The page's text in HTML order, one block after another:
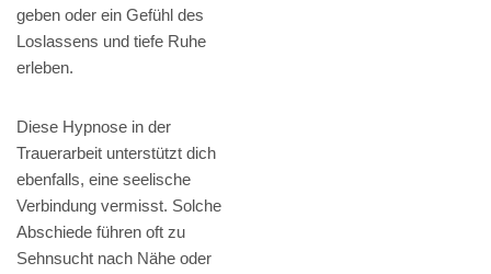
geben oder ein Gefühl des
Loslassens und tiefe Ruhe
erleben.
Diese Hypnose in der
Trauerarbeit unterstützt dich
ebenfalls, eine seelische
Verbindung vermisst. Solche
Abschiede führen oft zu
Sehnsucht nach Nähe oder